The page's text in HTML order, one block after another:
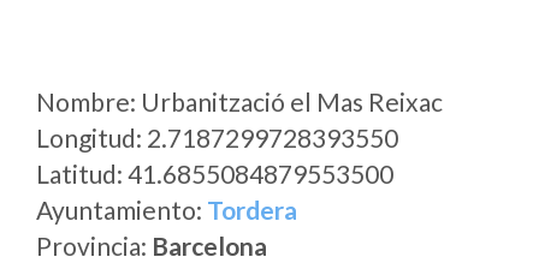
Nombre: Urbanització el Mas Reixac
Longitud: 2.7187299728393550
Latitud: 41.6855084879553500
Ayuntamiento: Tordera
Provincia: Barcelona